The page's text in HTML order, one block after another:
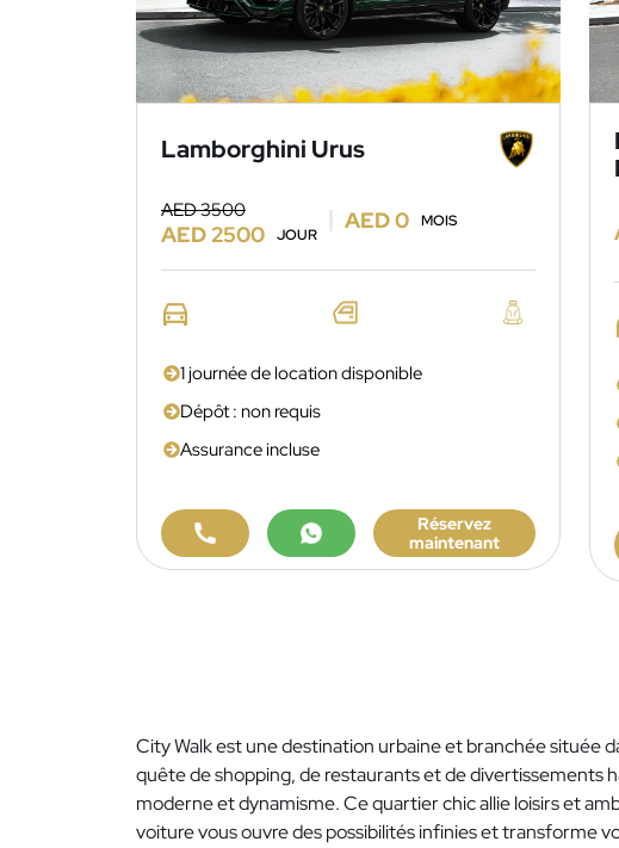
Lamborghini Urus
AED 3500
AED 2500 JOUR
AED 0 MOIS
1 journée de location disponible
Dépôt : non requis
Assurance incluse
Réservez
maintenant
City Walk est une destination urbaine et branchée située
quête de shopping, de restaurants et de divertissements
moderne et dynamisme. Ce quartier chic allie loisirs et
voiture vous ouvre des possibilités infinies et transforme